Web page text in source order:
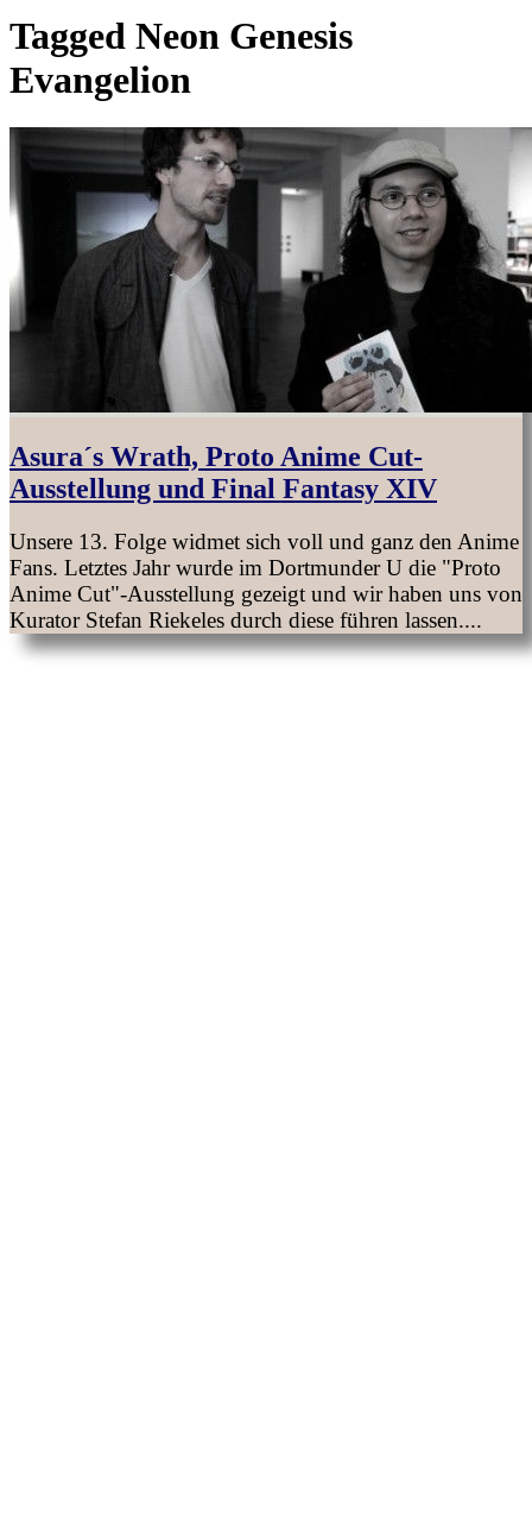
Tagged Neon Genesis
Evangelion
Asura´s Wrath, Proto Anime Cut-
Ausstellung und Final Fantasy XIV
Unsere 13. Folge widmet sich voll und ganz den Anime
Fans. Letztes Jahr wurde im Dortmunder U die "Proto
Anime Cut"-Ausstellung gezeigt und wir haben uns von
Kurator Stefan Riekeles durch diese führen lassen....